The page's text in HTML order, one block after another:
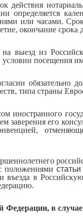
определяется
или часами.
окончание срока
на выезд из
посещения
обязательно
типа страны
иностранного
заверения его
с положениями
въезда в
в